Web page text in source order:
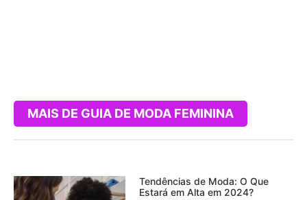
MAIS DE GUIA DE MODA FEMININA
Tendências de Moda: O Que
Estará em Alta em 2024?